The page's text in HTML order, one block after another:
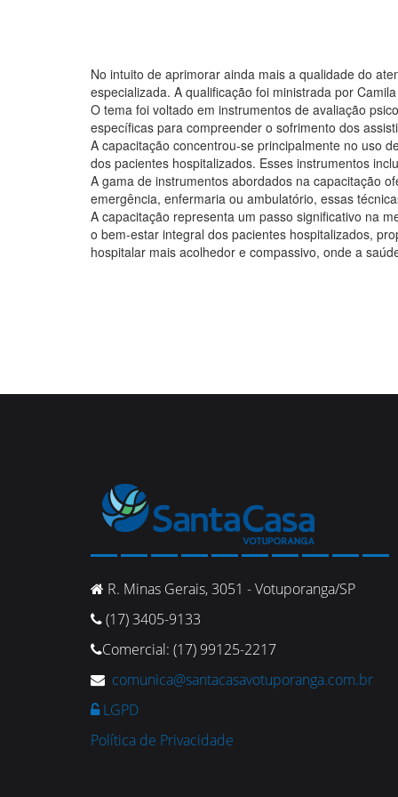
No intuito de aprimorar ainda mais a qualidade do
especializada. A qualificação foi ministrada por
O tema foi voltado em instrumentos de avaliação
específicas para compreender o sofrimento dos
A capacitação concentrou-se principalmente no uso
dos pacientes hospitalizados. Esses instrumentos
A gama de instrumentos abordados na capacitação
emergência, enfermaria ou ambulatório, essas
A capacitação representa um passo significativo na
o bem-estar integral dos pacientes hospitalizados,
hospitalar mais acolhedor e compassivo, onde a
R. Minas Gerais, 3051 - Votuporanga/SP
(17) 3405-9133
Comercial: (17) 99125-2217
comunica@santacasavotuporanga.com.br
LGPD
Política de Privacidade